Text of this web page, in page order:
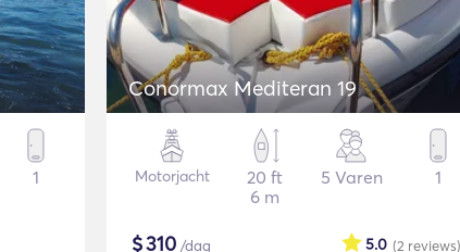
1
Conormax Mediteran 19
Motorjacht
20 ft
6 m
5 Varen 1
$310 /dag (2 reviews)
5.0